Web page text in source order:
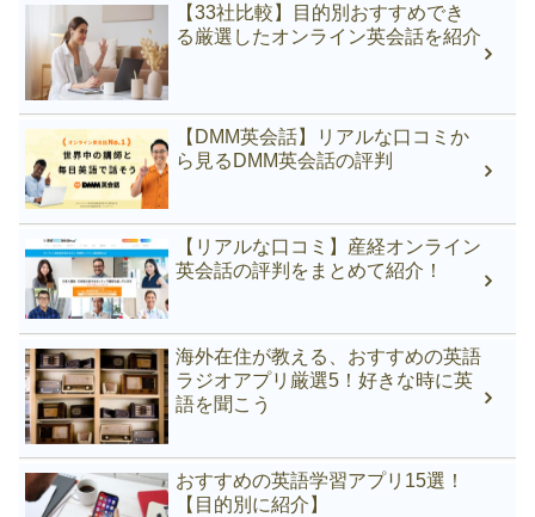
【33社比較】目的別おすすめでき
る厳選したオンライン英会話を紹介
【DMM英会話】リアルな口コミか
ら見るDMM英会話の評判
【リアルな口コミ】産経オンライン
英会話の評判をまとめて紹介！
海外在住が教える、おすすめの英語
ラジオアプリ厳選5！好きな時に英
語を聞こう
おすすめの英語学習アプリ15選！
【目的別に紹介】